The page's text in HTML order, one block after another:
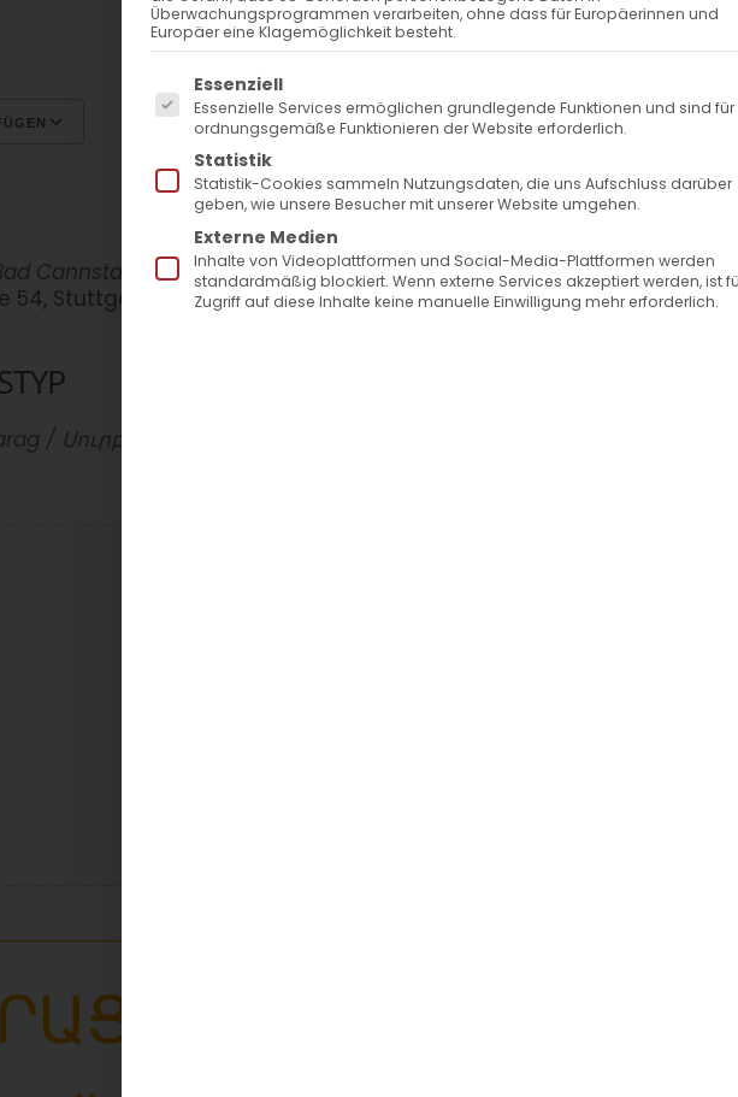
Cannstatt
54, Stuttgart
/ Սուրբ Պատարագ
Überwachungsprogrammen verarbeiten, ohne dass für Europäerinnen und
Europäer eine Klagemöglichkeit besteht.
Es folgt eine Liste der Service-Gruppen, für die eine
Essenziell
Essenzielle Services ermöglichen grundlegende Funktionen und sind
ordnungsgemäße Funktionieren der Website erforderlich.
Statistik
Statistik-Cookies sammeln Nutzungsdaten, die uns Aufschluss darüber
geben, wie unsere Besucher mit unserer Website umgehen.
Externe Medien
Inhalte von Videoplattformen und Social-Media-Plattformen werden
standardmäßig blockiert. Wenn externe Services akzeptiert werden, ist
Zugriff auf diese Inhalte keine manuelle Einwilligung mehr erforderlich.